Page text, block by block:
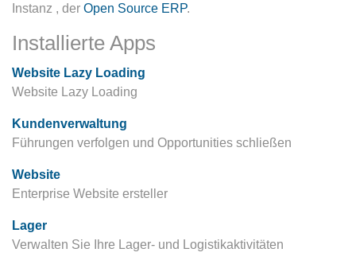
Instanz , der Open Source ERP.
Installierte Apps
Website Lazy Loading
Website Lazy Loading
Kundenverwaltung
Führungen verfolgen und Opportunities schließen
Website
Enterprise Website ersteller
Lager
Verwalten Sie Ihre Lager- und Logistikaktivitäten